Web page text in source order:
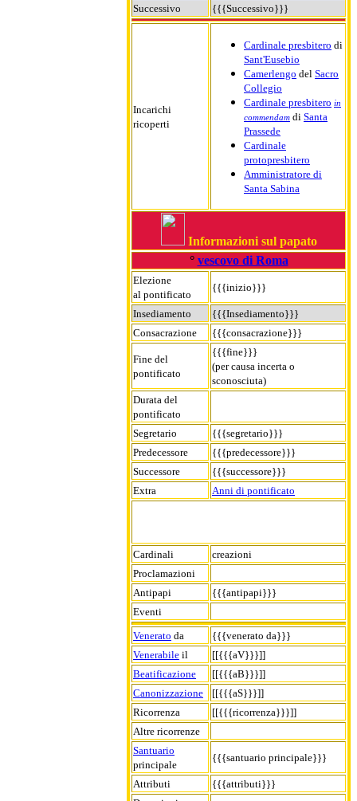
Successivo
{{{Successivo}}}
Incarichi
ricoperti
Cardinale presbitero di
Sant'Eusebio
Camerlengo del Sacro
Collegio
Cardinale presbitero in
commendam di Santa
Prassede
Cardinale
protopresbitero
Amministratore di
Santa Sabina
Informazioni sul papato
° vescovo di Roma
Elezione
al pontificato
{{{inizio}}}
Insediamento
{{{Insediamento}}}
Consacrazione
{{{consacrazione}}}
Fine del
pontificato
{{{fine}}}
(per causa incerta o
sconosciuta)
Durata del
pontificato
Segretario
{{{segretario}}}
Predecessore
{{{predecessore}}}
Successore
{{{successore}}}
Extra
Anni di pontificato
Cardinali
creazioni
Proclamazioni
Antipapi
{{{antipapi}}}
Eventi
Venerato da
{{{venerato da}}}
Venerabile il
[[{{{aV}}}]]
Beatificazione
[[{{{aB}}}]]
Canonizzazione
[[{{{aS}}}]]
Ricorrenza
[[{{{ricorrenza}}}]]
Altre ricorrenze
Santuario
principale
{{{santuario principale}}}
Attributi
{{{attributi}}}